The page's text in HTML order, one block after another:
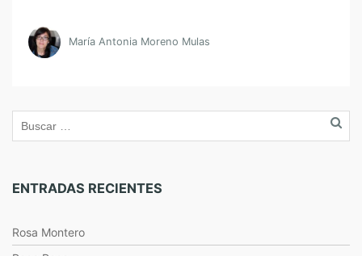
María Antonia Moreno Mulas
ENTRADAS RECIENTES
Rosa Montero